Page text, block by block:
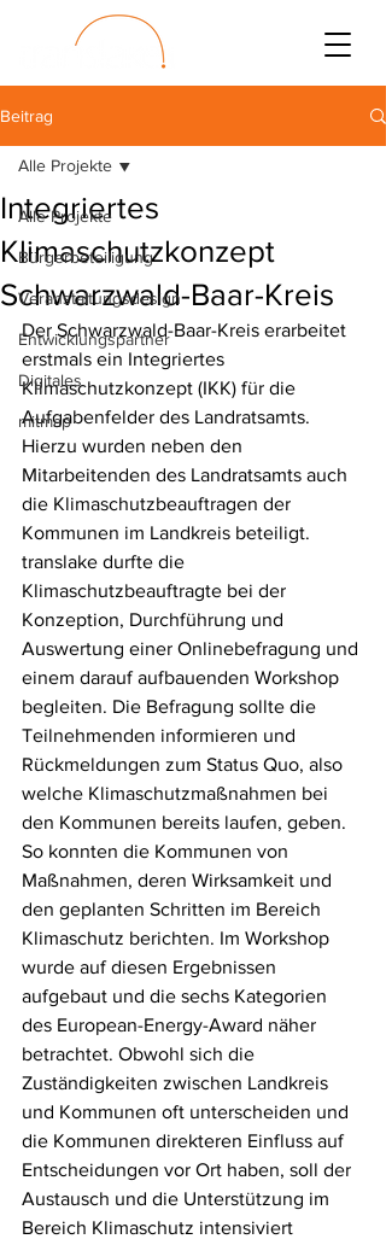
Beitrag
Alle Projekte
Bürgerbeteiligung
Veranstaltungsdesign
Entwicklungspartner
Digitales
mitmap
Alle Projekte
Integriertes
Klimaschutzkonzept
Schwarzwald-Baar-Kreis
Der Schwarzwald-Baar-Kreis erarbeitet
erstmals ein Integriertes
Klimaschutzkonzept (IKK) für die
Aufgabenfelder des Landratsamts.
Hierzu wurden neben den
Mitarbeitenden des Landratsamts auch
die Klimaschutzbeauftragen der
Kommunen im Landkreis beteiligt.
translake durfte die
Klimaschutzbeauftragte bei der
Konzeption, Durchführung und
Auswertung einer Onlinebefragung und
einem darauf aufbauenden Workshop
begleiten. Die Befragung sollte die
Teilnehmenden informieren und
Rückmeldungen zum Status Quo, also
welche Klimaschutzmaßnahmen bei
den Kommunen bereits laufen, geben.
So konnten die Kommunen von
Maßnahmen, deren Wirksamkeit und
den geplanten Schritten im Bereich
Klimaschutz berichten. Im Workshop
wurde auf diesen Ergebnissen
aufgebaut und die sechs Kategorien
des European-Energy-Award näher
betrachtet. Obwohl sich die
Zuständigkeiten zwischen Landkreis
und Kommunen oft unterscheiden und
die Kommunen direkteren Einfluss auf
Entscheidungen vor Ort haben, soll der
Austausch und die Unterstützung im
Bereich Klimaschutz intensiviert